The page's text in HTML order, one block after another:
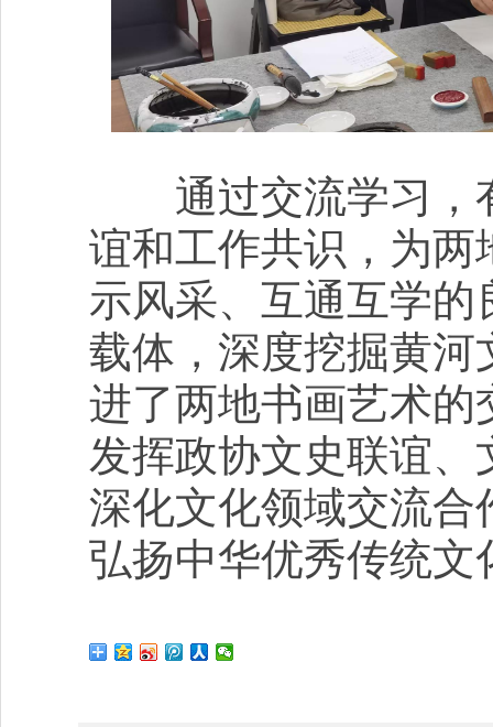
通过交流学习，
谊和工作共识，为
示风采、互通互学
载体，深度挖掘黄
进了两地书画艺术
发挥政协文史联谊
深化文化领域交流
弘扬中华优秀传统